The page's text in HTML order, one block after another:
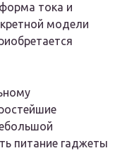
тока и
модели
питание гаджеты